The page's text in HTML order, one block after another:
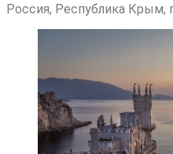
Россия, Республика Крым,